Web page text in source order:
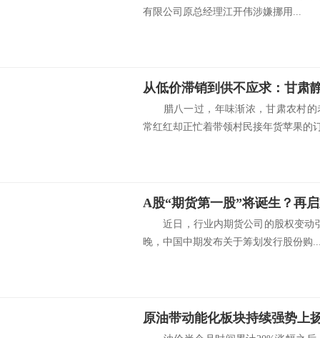
有限公司原总经理江开伟涉嫌挪用...
从低价滞销到供不应求：甘肃
腊八一过，年味渐浓，甘肃农村的
常红红却正忙着带领村民接年货苹果的
近日，行业内期货公司的股权变动
晚，中国中期发布关于筹划发行股份购
原油带动能化板块持续强势上